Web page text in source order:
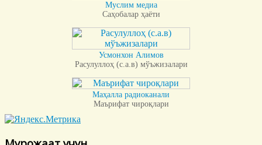
Муслим медиа
Саҳобалар ҳаёти
Усмонхон Алимов
Расулуллоҳ (с.а.в) мўъжизалари
Маҳалла радиоканали
Маърифат чироқлари